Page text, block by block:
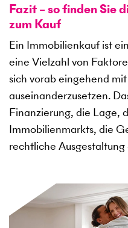
Fazit – so finden Sie
zum Kauf
Ein Immobilienkauf ist
eine Vielzahl von
sich vorab eingehend
auseinanderzusetzen.
Finanzierung, die Lage,
Immobilienmarkts, die
rechtliche